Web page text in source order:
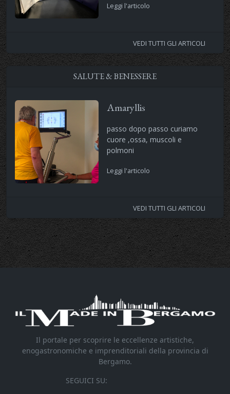
Leggi l'articolo
VEDI TUTTI GLI ARTICOLI
SALUTE & BENESSERE
Amaryllis
passo dopo passo curiamo
cuore ,ossa, muscoli e
polmoni
Leggi l'articolo
VEDI TUTTI GLI ARTICOLI
Il portale per scoprire le eccellenze artistiche,
enogastronomiche e imprenditoriali della provincia di
Bergamo.
SEGUICI SU: